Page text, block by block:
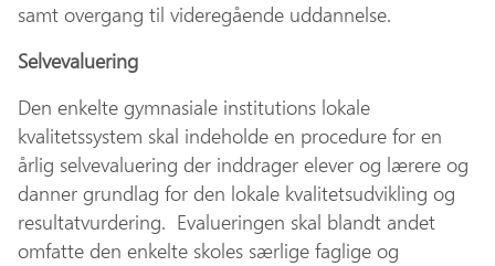
samt overgang til videregående uddannelse.
Selvevaluering
Den enkelte gymnasiale institutions lokale
kvalitetssystem skal indeholde en procedure for en
årlig selvevaluering der inddrager elever og lærere og
danner grundlag for den lokale kvalitetsudvikling og
resultatvurdering. Evalueringen skal blandt andet
omfatte den enkelte skoles særlige faglige og